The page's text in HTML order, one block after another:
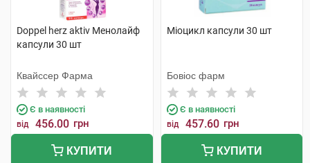
Doppel herz aktiv Менолайф
капсули 30 шт
Квайссер Фарма
Є в наявності
від 456.00 грн
КУПИТИ
Міоцикл капсули 30 шт
Бовіос фарм
Є в наявності
від 457.60 грн
КУПИТИ